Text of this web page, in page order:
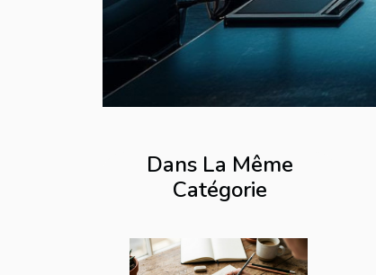
Dans La Même
Catégorie